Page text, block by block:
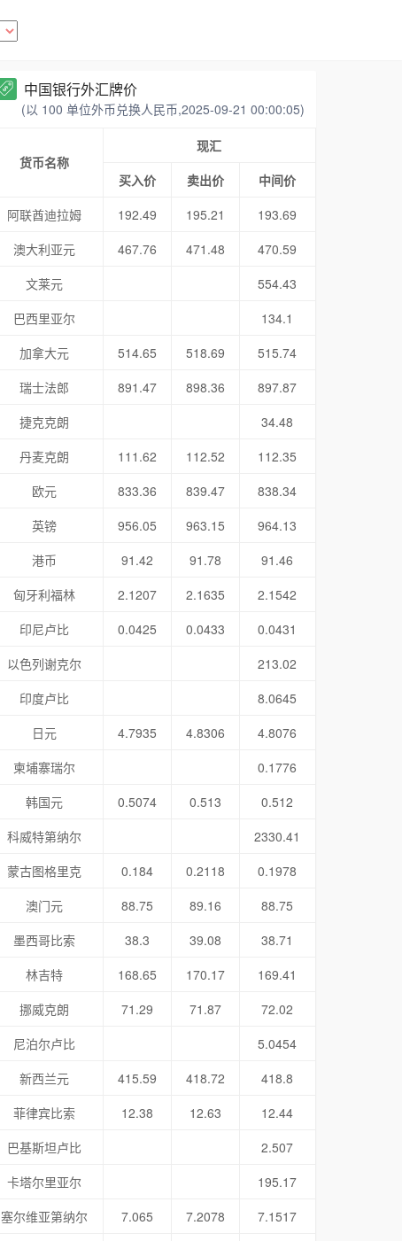
中国银行外汇牌价
(以 100 单位外币兑换人民币,2025-09-21 00:00:05)
货币名称
现汇
买入价
卖出价
中间价
阿联酋迪拉姆
192.49 195.21
193.69
澳大利亚元
467.76 471.48
470.59
文莱元
554.43
巴西里亚尔
134.1
加拿大元
514.65 518.69
515.74
瑞士法郎
891.47 898.36
897.87
捷克克朗
34.48
丹麦克朗
111.62 112.52
112.35
欧元
833.36 839.47
838.34
英镑
956.05 963.15
964.13
港币
91.42 91.78
91.46
匈牙利福林
2.1207 2.1635
2.1542
印尼卢比
0.0425 0.0433
0.0431
以色列谢克尔
213.02
印度卢比
8.0645
日元
4.7935 4.8306
4.8076
柬埔寨瑞尔
0.1776
韩国元
0.5074 0.513
0.512
科威特第纳尔
2330.41
蒙古图格里克
0.184 0.2118
0.1978
澳门元
88.75 89.16
88.75
墨西哥比索
38.3 39.08
38.71
林吉特
168.65 170.17
169.41
挪威克朗
71.29 71.87
72.02
尼泊尔卢比
5.0454
新西兰元
415.59 418.72
418.8
菲律宾比索
12.38 12.63
12.44
巴基斯坦卢比
2.507
卡塔尔里亚尔
195.17
塞尔维亚第纳尔
7.065 7.2078
7.1517